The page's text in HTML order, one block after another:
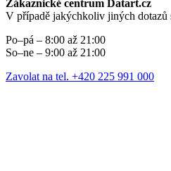
Zákaznické centrum Datart.cz
V případě jakýchkoliv jiných dotazů
Po–pá – 8:00 až 21:00
So–ne – 9:00 až 21:00
Zavolat na tel. +420 225 991 000